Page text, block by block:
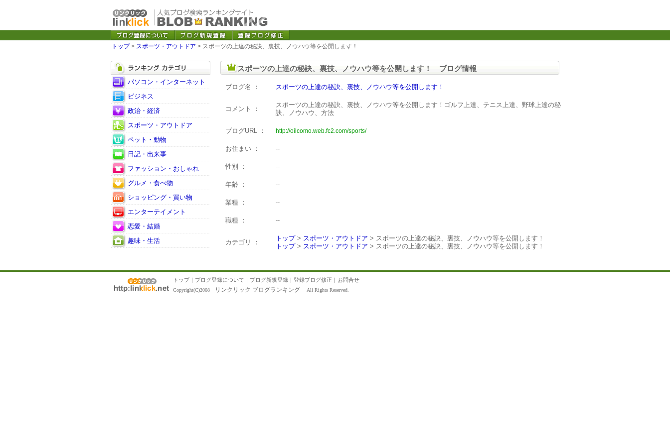
トップ> スポーツ・アウトドア > スポーツの上達の秘訣、裏技、ノウハウ等を公開します！
パソコン・インターネット
ビジネス
政治・経済
スポーツ・アウトドア
ペット・動物
日記・出来事
ファッション・おしゃれ
グルメ・食べ物
ショッピング・買い物
エンターテイメント
恋愛・結婚
趣味・生活
スポーツの上達の秘訣、裏技、ノウハウ等を公開します！ ブログ情報
ブログ名 ： スポーツの上達の秘訣、裏技、ノウハウ等を公開します！
コメント ：
スポーツの上達の秘訣、裏技、ノウハウ等を公開します！ゴルフ上達、テニス上達、野球上達の秘
訣、ノウハウ、方法
ブログURL ： http://oilcomo.web.fc2.com/sports/
お住まい ： --
性別 ： --
年齢 ： --
業種 ： --
職種 ： --
カテゴリ ：
トップ> スポーツ・アウトドア > スポーツの上達の秘訣、裏技、ノウハウ等を公開します！
トップ> スポーツ・アウトドア > スポーツの上達の秘訣、裏技、ノウハウ等を公開します！
トップ｜ ブログ登録について ｜ ブログ新規登録 ｜ 登録ブログ修正 ｜ お問合せ
Copyright(C)2008 リンクリック ブログランキング All Rights Reserved.